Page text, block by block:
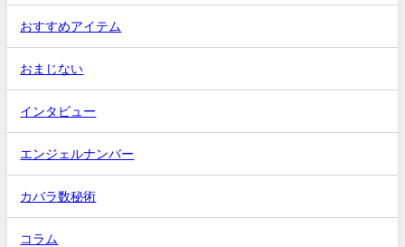
おすすめアイテム
おまじない
インタビュー
エンジェルナンバー
カバラ数秘術
コラム